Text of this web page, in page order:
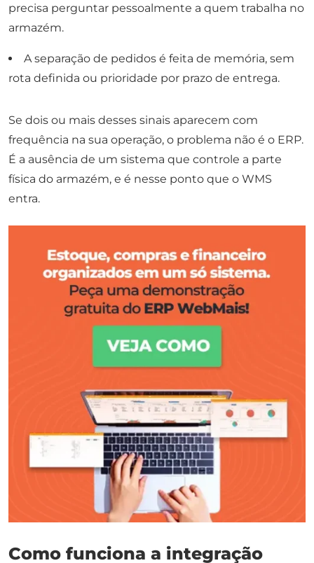
precisa perguntar pessoalmente a quem trabalha no
armazém.
A separação de pedidos é feita de memória, sem
rota definida ou prioridade por prazo de entrega.
Se dois ou mais desses sinais aparecem com
frequência na sua operação, o problema não é o ERP.
É a ausência de um sistema que controle a parte
física do armazém, e é nesse ponto que o WMS
entra.
Como funciona a integração